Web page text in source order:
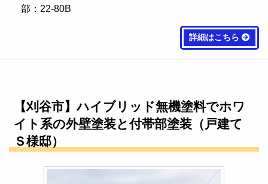
部：22-80B
詳細はこちら
【刈谷市】ハイブリッド無機塗料でホワ
イト系の外壁塗装と付帯部塗装（戸建て
Ｓ様邸）